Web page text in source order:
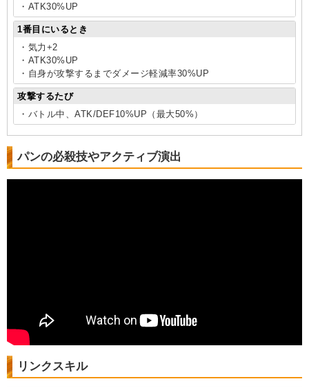
・ATK30%UP
1番目にいるとき
・気力+2
・ATK30%UP
・自身が攻撃するまでダメージ軽減率30%UP
攻撃するたび
・バトル中、ATK/DEF10%UP（最大50%）
パンの必殺技やアクティブ演出
リンクスキル